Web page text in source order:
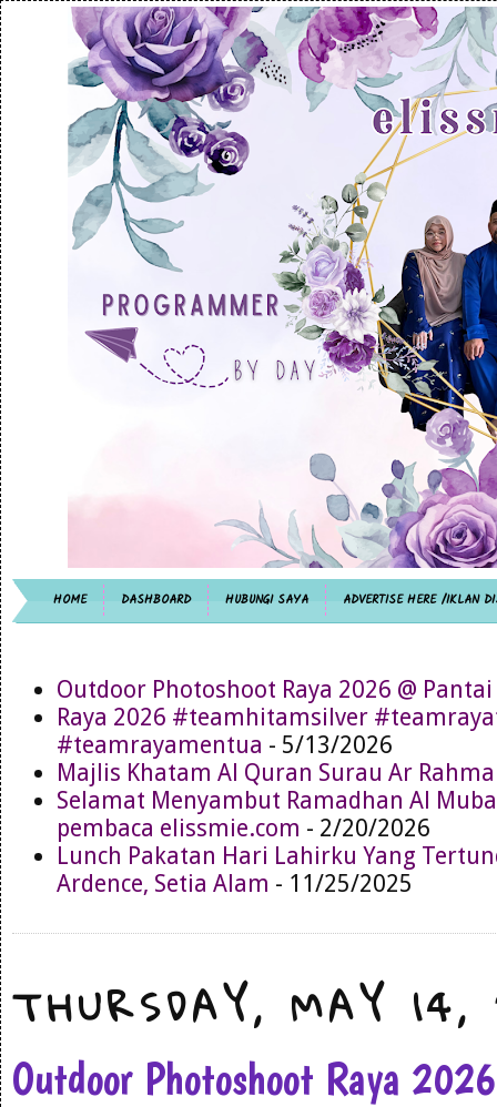
HOME DASHBOARD HUBUNGI SAYA ADVERTISE HERE /IKLAN
Outdoor Photoshoot Raya 2026 @ Pantai
Raya 2026 #teamhitamsilver
#teamrayamentua - 5/13/2026
Majlis Khatam Al Quran Surau Ar
Selamat Menyambut Ramadhan Al
pembaca elissmie.com - 2/20/2026
Lunch Pakatan Hari Lahirku Yang
Ardence, Setia Alam - 11/25/2025
THURSDAY, MAY
Outdoor Photoshoot Raya